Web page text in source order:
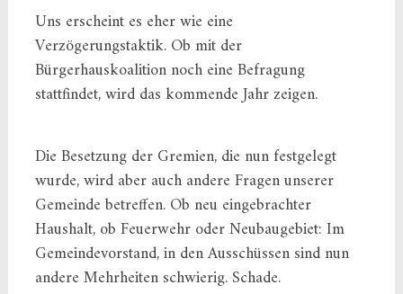
Uns erscheint es eher wie eine
Verzögerungstaktik. Ob mit der
Bürgerhauskoalition noch eine Befragung
stattfindet, wird das kommende Jahr zeigen.
Die Besetzung der Gremien, die nun festgelegt
wurde, wird aber auch andere Fragen unserer
Gemeinde betreffen. Ob neu eingebrachter
Haushalt, ob Feuerwehr oder Neubaugebiet: Im
Gemeindevorstand, in den Ausschüssen sind nun
andere Mehrheiten schwierig. Schade.